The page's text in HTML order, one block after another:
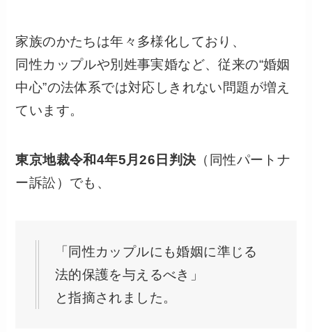
家族のかたちは年々多様化しており、
同性カップルや別姓事実婚など、従来の“婚姻
中心”の法体系では対応しきれない問題が増え
ています。
東京地裁令和4年5月26日判決 （同性パートナ
ー訴訟）でも、
「同性カップルにも婚姻に準じる
法的保護を与えるべき」
と指摘されました。